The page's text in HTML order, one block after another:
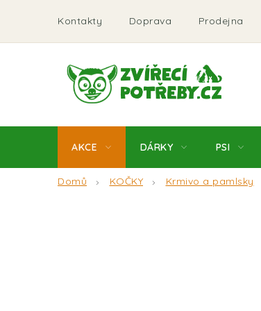
obsah
Kontakty Doprava Prodejna
AKCE DÁRKY PSI
Domů KOČKY Krmivo a pamlsky